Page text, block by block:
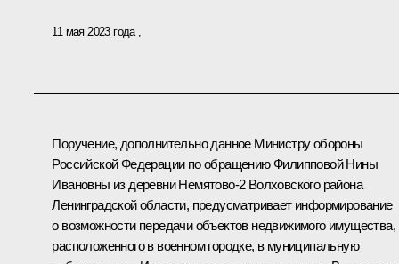
11 мая 2023 года
Поручение, дополнительно данное Министру обороны
Российской Федерации по обращению Филипповой Нины
Ивановны из деревни Немятово-2 Волховского района
Ленинградской области, предусматривает информирование
о возможности передачи объектов недвижимого имущества,
расположенного в военном городке, в муниципальную